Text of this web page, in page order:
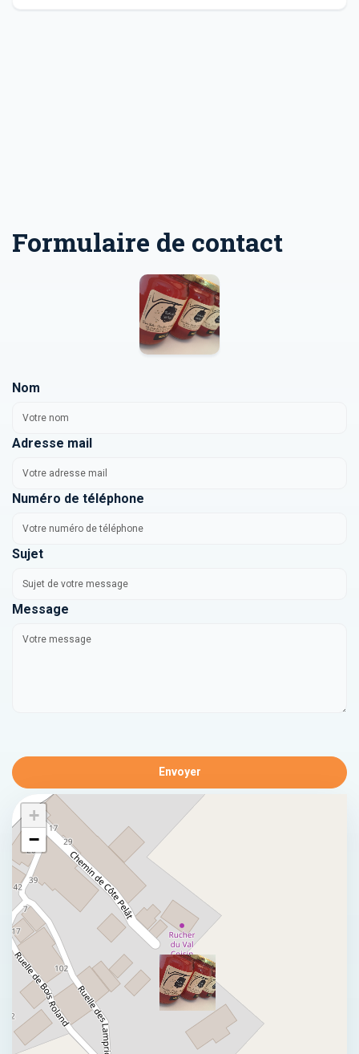
Formulaire de contact
Nom
Adresse mail
Numéro de téléphone
Sujet
Message
Envoyer
+
−